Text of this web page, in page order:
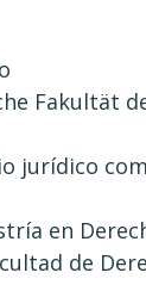
Fakultät
jurídico
en
de